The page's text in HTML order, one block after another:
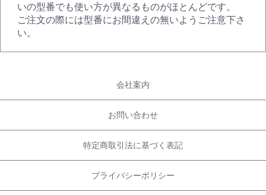
いの型番でも使い方が異なるものがほとんどです。
ご注文の際には型番にお間違えの無いようご注意下さ
い。
会社案内
お問い合わせ
特定商取引法に基づく表記
プライバシーポリシー